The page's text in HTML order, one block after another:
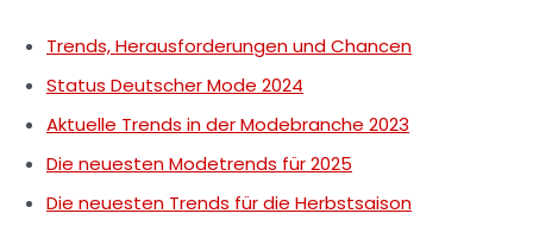
Trends, Herausforderungen und Chancen
Status Deutscher Mode 2024
Aktuelle Trends in der Modebranche 2023
Die neuesten Modetrends für 2025
Die neuesten Trends für die Herbstsaison